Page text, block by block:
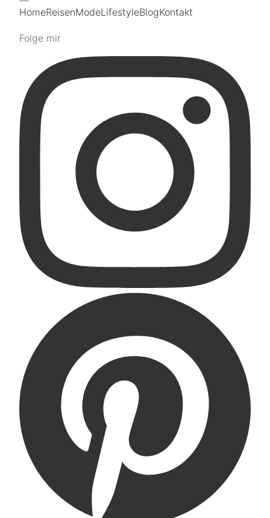
HomeReisenModeLifestyleBlogKontakt
Folge mir